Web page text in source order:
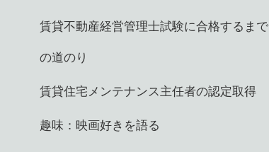
賃貸不動産経営管理士試験に合格するまで
の道のり
賃貸住宅メンテナンス主任者の認定取得
趣味：映画好きを語る